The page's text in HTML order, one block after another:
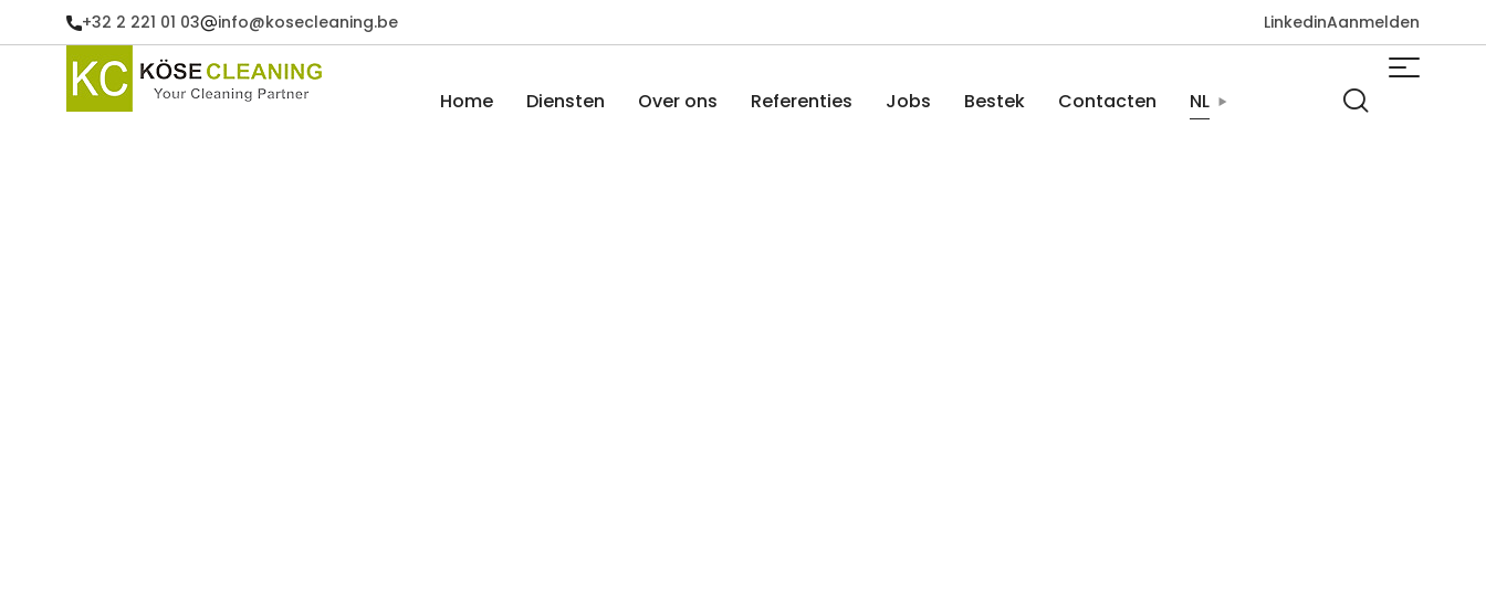
+32 2 221 01 03 info@kosecleaning.be LinkedinAanmelden
Home Diensten Over ons Referenties Jobs Bestek Contacten NL